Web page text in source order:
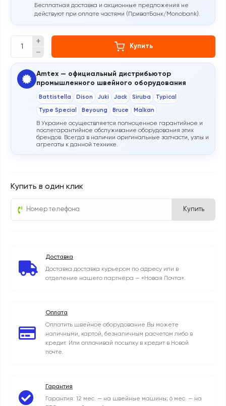
Бесплатная доставка и акционные предложения не
действуют при оплате частями (ПриватБанк/Monobank).
Купить
Amtex — официальный дистрибьютор
промышленного швейного оборудования
Battistella Dison Juki Jack Siruba Typical
Type Special Beyoung Bruce Malkan
В Украине осуществляется полноценное гарантийное и
послегарантийное обслуживание оборудования этих
брендов. Всегда в наличии оригинальные запчасти, узлы и
агрегаты к данной технике.
Купить в один клик
Купить
Доставка
Доставка доставка курьером по адресу или в
отделение нашего партнёра — «Новая Почта».
Оплата
Оплатить швейное оборудование Вы можете
наличными, картой, безналичным расчетом либо в
кредит. Или оплачивай посылку в кредит в Новой
почте.
Гарантия
Гарантия: 12 мес. — на швейные машины; 6 мес. — на